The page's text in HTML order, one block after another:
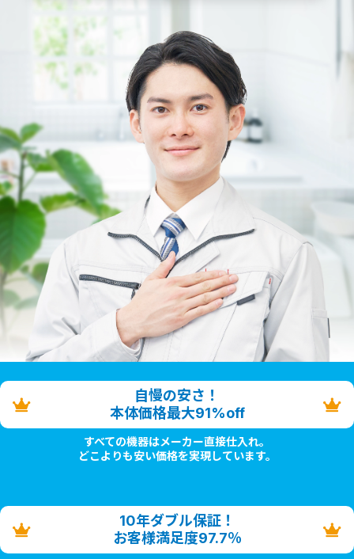
自慢の安さ！
本体価格最大91%off
すべての機器はメーカー直接仕入れ。
どこよりも安い価格を実現しています。
10年ダブル保証！
お客様満足度97.7％